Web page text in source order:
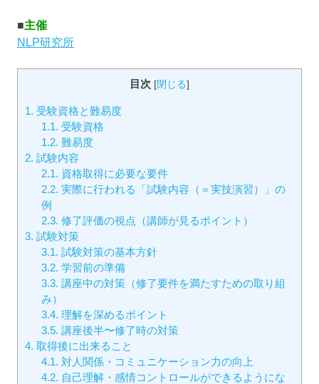
■主催
NLP研究所
目次 [閉じる]
1. 受験資格と難易度
1.1. 受験資格
1.2. 難易度
2. 試験内容
2.1. 資格取得に必要な要件
2.2. 実際に行われる「試験内容（＝実技演習）」の
例
2.3. 修了評価の視点（講師が見るポイント）
3. 試験対策
3.1. 試験対策の基本方針
3.2. 学習前の準備
3.3. 講座中の対策（修了要件を満たすための取り組
み）
3.4. 理解を深めるポイント
3.5. 講座後半〜修了時の対策
4. 取得後に出来ること
4.1. 対人関係・コミュニケーション力の向上
4.2. 自己理解・感情コントロールができるようにな